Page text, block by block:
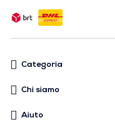
Categoria
Chi siamo
Aiuto